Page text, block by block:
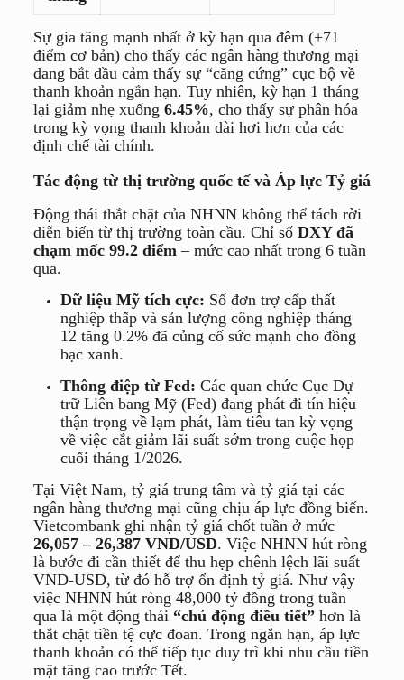
Sự gia tăng mạnh nhất ở kỳ hạn qua đêm (+71
điểm cơ bản) cho thấy các ngân hàng thương mại
đang bắt đầu cảm thấy sự “căng cứng” cục bộ về
thanh khoản ngắn hạn. Tuy nhiên, kỳ hạn 1 tháng
lại giảm nhẹ xuống 6.45%, cho thấy sự phân hóa
trong kỳ vọng thanh khoản dài hơi hơn của các
định chế tài chính.
Tác động từ thị trường quốc tế và Áp lực Tỷ giá
Động thái thắt chặt của NHNN không thể tách rời
diễn biến từ thị trường toàn cầu. Chỉ số DXY đã
chạm mốc 99.2 điểm – mức cao nhất trong 6 tuần
qua.
Dữ liệu Mỹ tích cực: Số đơn trợ cấp thất
nghiệp thấp và sản lượng công nghiệp tháng
12 tăng 0.2% đã củng cố sức mạnh cho đồng
bạc xanh.
Thông điệp từ Fed: Các quan chức Cục Dự
trữ Liên bang Mỹ (Fed) đang phát đi tín hiệu
thận trọng về lạm phát, làm tiêu tan kỳ vọng
về việc cắt giảm lãi suất sớm trong cuộc họp
cuối tháng 1/2026.
Tại Việt Nam, tỷ giá trung tâm và tỷ giá tại các
ngân hàng thương mại cũng chịu áp lực đồng biến.
Vietcombank ghi nhận tỷ giá chốt tuần ở mức
26,057 – 26,387 VND/USD. Việc NHNN hút ròng
là bước đi cần thiết để thu hẹp chênh lệch lãi suất
VND-USD, từ đó hỗ trợ ổn định tỷ giá. Như vậy
việc NHNN hút ròng 48,000 tỷ đồng trong tuần
qua là một động thái “chủ động điều tiết”hơn là
thắt chặt tiền tệ cực đoan. Trong ngắn hạn, áp lực
thanh khoản có thể tiếp tục duy trì khi nhu cầu tiền
mặt tăng cao trước Tết.